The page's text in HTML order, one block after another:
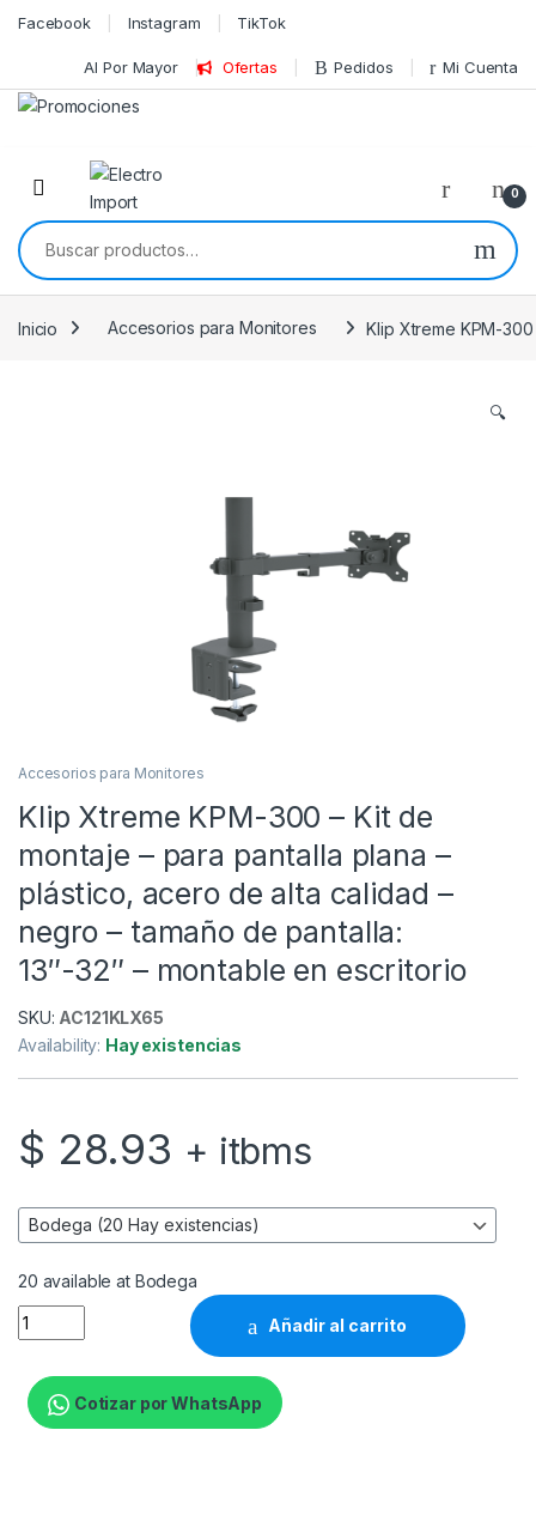
Skip to navigation
Skip to content
Facebook Instagram TikTok
Al Por Mayor Ofertas Pedidos Mi Cuenta
0
Buscar por:
Inicio Accesorios para Monitores Klip Xtreme KPM-
🔍
Accesorios para Monitores
Klip Xtreme KPM-300 – Kit de
montaje – para pantalla plana –
plástico, acero de alta calidad –
negro – tamaño de pantalla:
13″-32″ – montable en escritorio
SKU: AC121KLX65
Availability: Hay existencias
$ 28.93 + itbms
20 available at Bodega
Klip Xtreme KPM-300 - Kit de montaje - para pantalla
Añadir al carrito
Cotizar por WhatsApp